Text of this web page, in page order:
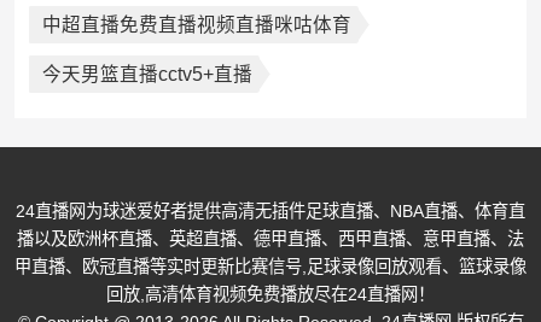
中超直播免费直播视频直播咪咕体育
今天男篮直播cctv5+直播
24直播网为球迷爱好者提供高清无插件足球直播、NBA直播、体育直
播以及欧洲杯直播、英超直播、德甲直播、西甲直播、意甲直播、法
甲直播、欧冠直播等实时更新比赛信号,足球录像回放观看、篮球录像
回放,高清体育视频免费播放尽在24直播网！